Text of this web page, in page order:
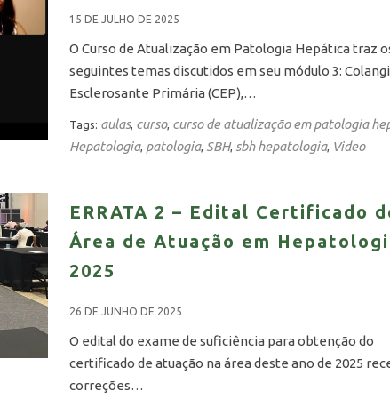
15 DE JULHO DE 2025
O Curso de Atualização em Patologia Hepática traz
seguintes temas discutidos em seu módulo 3:
Esclerosante Primária (CEP),…
Tags: aulas, curso, curso de atualização em patologia
Hepatologia, patologia, SBH, sbh hepatologia, Video
ERRATA 2 – Edital Certificado
Área de Atuação em
2025
26 DE JUNHO DE 2025
O edital do exame de suficiência para obtenção do
certificado de atuação na área deste ano de 2025
correções…